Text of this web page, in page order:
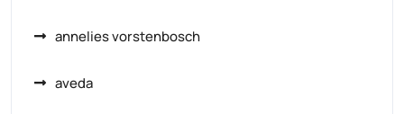
annelies vorstenbosch
aveda